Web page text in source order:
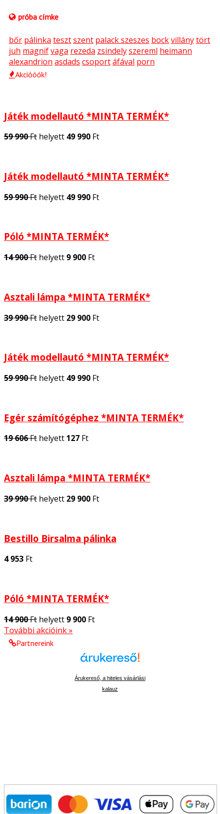
próba címke
bőr pálinka tesztszent palack szeszes bockvillánytört
juh magnifvaga rezeda zsindelyszereml heimann
alexandrion asdads csoportáfával porn
Akcióóók!
Játék modellautó *MINTA TERMÉK*
59 990Ft helyett 49 990 Ft
Játék modellautó *MINTA TERMÉK*
59 990Ft helyett 49 990 Ft
Póló *MINTA TERMÉK*
14 900Ft helyett 9 900 Ft
Asztali lámpa *MINTA TERMÉK*
39 990Ft helyett 29 900 Ft
Játék modellautó *MINTA TERMÉK*
59 990Ft helyett 49 990 Ft
Egér számítógéphez *MINTA TERMÉK*
19 606Ft helyett 127 Ft
Asztali lámpa *MINTA TERMÉK*
39 990Ft helyett 29 900 Ft
Bestillo Birsalma pálinka
4 953 Ft
Póló *MINTA TERMÉK*
14 900Ft helyett 9 900 Ft
További akcióink »
Partnereink
Árukereső, a hiteles vásárlási
kalauz